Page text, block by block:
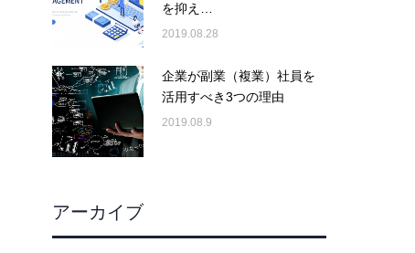
を抑え…
2019.08.28
企業が副業（複業）社員を
活用すべき3つの理由
2019.08.9
アーカイブ